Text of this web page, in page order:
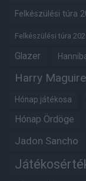
Felkészülési túra
Felkészülési túra
Glazer
Harry Maguire
Hónap játékosa
Hónap Ördöge
Jadon Sancho